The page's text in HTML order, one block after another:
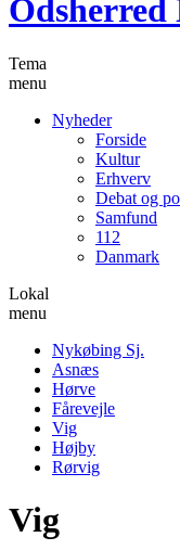
Odsherred
Tema
menu
Nyheder
Forside
Kultur
Erhverv
Debat og
Samfund
112
Danmark
Lokal
menu
Nykøbing Sj.
Asnæs
Hørve
Fårevejle
Vig
Højby
Rørvig
Vig